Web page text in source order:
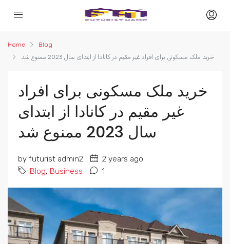
Home
Blog
خرید ملک مسکونی برای افراد غیر مقیم در کانادا از ابتدای سال 2023 ممنوع شد
خرید ملک مسکونی برای افراد
غیر مقیم در کانادا از ابتدای
سال 2023 ممنوع شد
by futurist admin2
2 years ago
Blog, Business 1